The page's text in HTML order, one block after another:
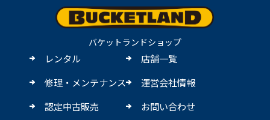
バケットランドショップ
レンタル
修理・メンテナンス
認定中古販売
店舗一覧
運営会社情報
お問い合わせ